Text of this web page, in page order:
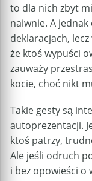
to dla nich zbyt
naiwnie. A jednak
deklaracjach,
że ktoś wypuści
zauważy
kocie, choć nikt
Takie gesty są
autoprezentacji.
ktoś patrzy,
Ale jeśli odruch
i bez opowieści o